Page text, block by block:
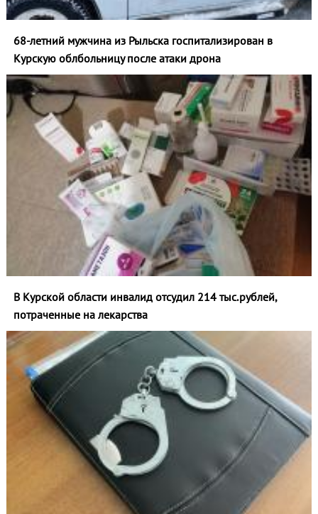
68-летний мужчина из Рыльска госпитализирован в
Курскую облбольницу после атаки дрона
В Курской области инвалид отсудил 214 тыс.рублей,
потраченные на лекарства